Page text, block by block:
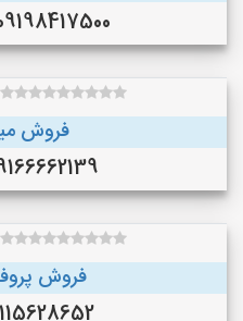
09198417500
فروش
09166662139
فروش